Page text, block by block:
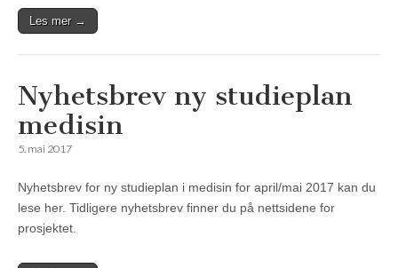
Les mer →
Nyhetsbrev ny studieplan
medisin
5. mai 2017
Nyhetsbrev for ny studieplan i medisin for april/mai 2017 kan du
lese her. Tidligere nyhetsbrev finner du på nettsidene for
prosjektet.